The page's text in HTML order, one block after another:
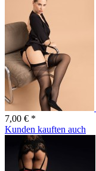
7,00 € *
Kunden kauften auch